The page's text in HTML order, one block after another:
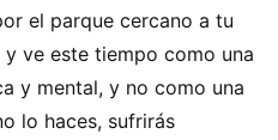
el parque cercano a tu
ve este tiempo como una
y mental, y no como una
lo haces, sufrirás